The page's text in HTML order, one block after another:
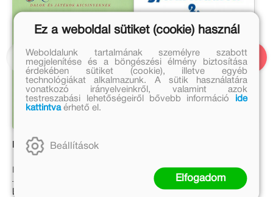
Katalinka
Eredeti ár:
Forrai Katalin
Eredeti ár:
Ez a weboldal sütiket (cookie) használ
Weboldalunk tartalmának személyre szabott
megjelenítése és a böngészési élmény biztosítása
érdekében sütiket (cookie), illetve egyéb
technológiákat alkalmazunk. A sütik használatára
vonatkozó irányelveinkről, valamint azok
testreszabási lehetőségeiről bővebb információ
ide
kattintvaérhető el.
Beállítások
Elfogadom